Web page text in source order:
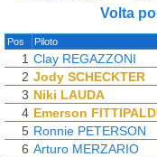
Volta
Pos Piloto
1 Clay REGAZZONI
2 Jody SCHECKTER
3 Niki LAUDA
4 Emerson
5 Ronnie PETERSON
6 Arturo MERZARIO